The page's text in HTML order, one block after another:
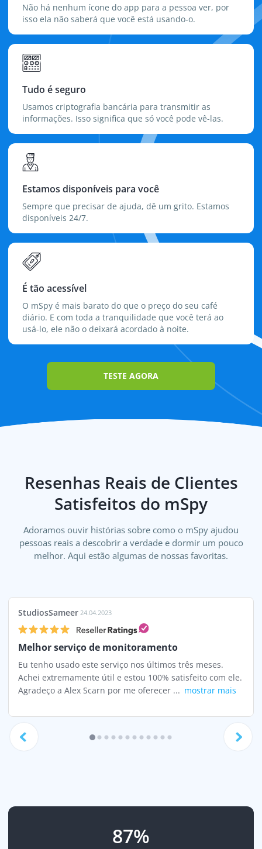
Não há nenhum ícone do app para a pessoa ver, por
isso ela não saberá que você está usando-o.
Tudo é seguro
Usamos criptografia bancária para transmitir as
informações. Isso significa que só você pode vê-las.
Estamos disponíveis para você
Sempre que precisar de ajuda, dê um grito. Estamos
disponíveis 24/7.
É tão acessível
O mSpy é mais barato do que o preço do seu café
diário. E com toda a tranquilidade que você terá ao
usá-lo, ele não o deixará acordado à noite.
TESTE AGORA
Resenhas Reais de Clientes
Satisfeitos do mSpy
Adoramos ouvir histórias sobre como o mSpy ajudou
pessoas reais a descobrir a verdade e dormir um pouco
melhor. Aqui estão algumas de nossas favoritas.
StudiosSameer 24.04.2023
Melhor serviço de monitoramento
Eu tenho usado este serviço nos últimos três meses.
Achei extremamente útil e estou 100% satisfeito com ele.
Agradeço a Alex Scarn por me oferecer ... mostrar mais
87%